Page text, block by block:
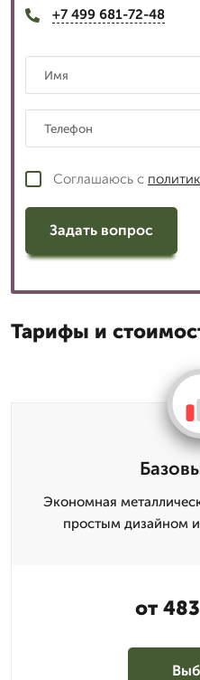
+7 499 681-72-48
Соглашаюсь с
Задать вопрос
Тарифы и
Экономная
простым дизайном
от